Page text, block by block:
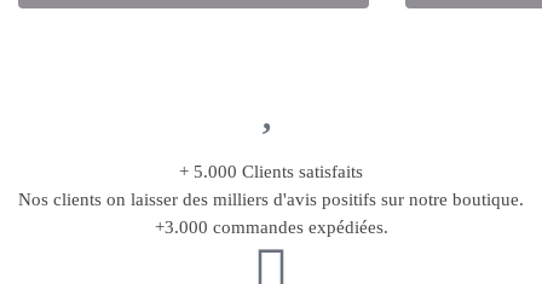
+ 5.000 Clients satisfaits
Nos clients on laisser des milliers d'avis positifs sur notre boutique.
+3.000 commandes expédiées.